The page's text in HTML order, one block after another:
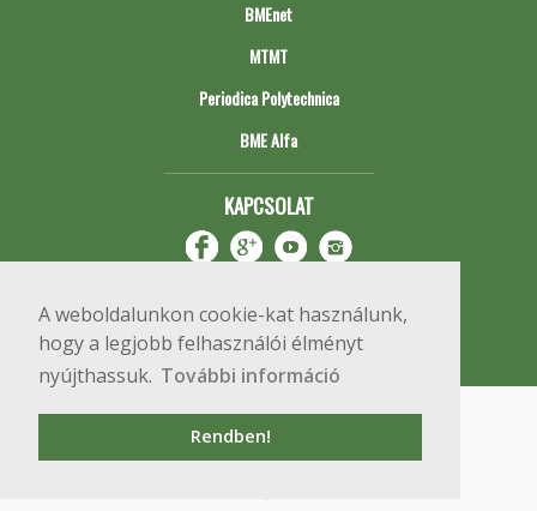
A weboldalunkon cookie-kat használunk,
hogy a legjobb felhasználói élményt
nyújthassuk. További információ
Rendben!
BMEnet
MTMT
Periodica Polytechnica
BME Alfa
KAPCSOLAT
Copyright © 2020 BME Építőmérnöki Kar
1111 Budapest, Műegyetem rkp. 3.